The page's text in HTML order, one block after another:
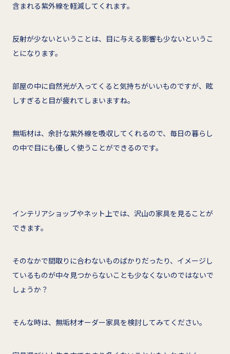
含まれる紫外線を軽減してくれます。
反射が少ないということは、目に与える影響も少ないというこ
とになります。
部屋の中に自然光が入ってくると気持ちがいいものですが、眩
しすぎると目が疲れてしまいますね。
無垢材は、余計な紫外線を吸収してくれるので、毎日の暮らし
の中で目にも優しく使うことができるのです。
インテリアショップやネット上では、沢山の家具を見ることが
できます。
そのなかで間取りに合わないものばかりだったり、イメージし
ているものが中々見つからないことも少なくないのではないで
しょうか？
そんな時は、無垢材オーダー家具を検討してみてください。